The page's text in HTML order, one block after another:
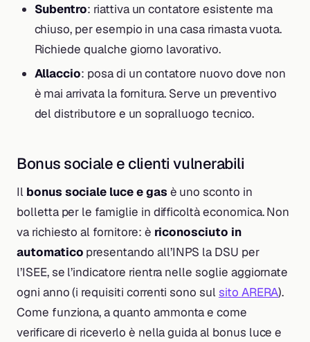
Subentro: riattiva un contatore esistente ma
chiuso, per esempio in una casa rimasta vuota.
Richiede qualche giorno lavorativo.
Allaccio: posa di un contatore nuovo dove non
è mai arrivata la fornitura. Serve un preventivo
del distributore e un sopralluogo tecnico.
Bonus sociale e clienti vulnerabili
Il bonus sociale luce e gas è uno sconto in
bolletta per le famiglie in difficoltà economica. Non
va richiesto al fornitore: è riconosciuto in
automatico presentando all’INPS la DSU per
l’ISEE, se l’indicatore rientra nelle soglie aggiornate
ogni anno (i requisiti correnti sono sulsito ARERA).
Come funziona, a quanto ammonta e come
verificare di riceverlo è nella guida al bonus luce e